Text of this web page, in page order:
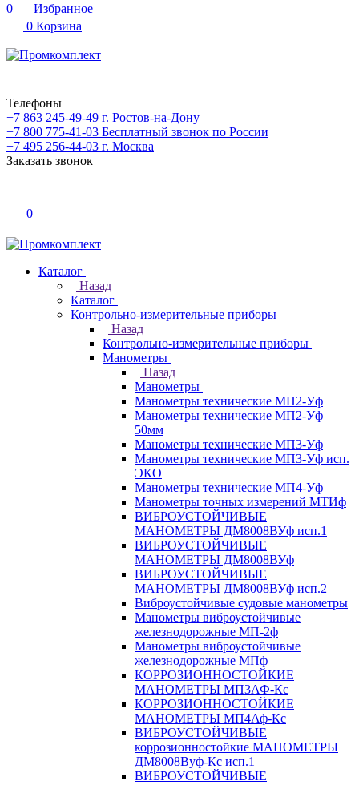
0
Избранное
0 Корзина
Телефоны
+7 863 245-49-49 г. Ростов-на-Дону
+7 800 775-41-03 Бесплатный звонок по России
+7 495 256-44-03 г. Москва
Заказать звонок
0
Каталог
Назад
Каталог
Контрольно-измерительные приборы
Назад
Контрольно-измерительные приборы
Манометры
Назад
Манометры
Манометры технические МП2-Уф
Манометры технические МП2-Уф
50мм
Манометры технические МП3-Уф
Манометры технические МП3-Уф исп.
ЭКО
Манометры технические МП4-Уф
Манометры точных измерений МТИф
ВИБРОУСТОЙЧИВЫЕ
МАНОМЕТРЫ ДМ8008ВУф исп.1
ВИБРОУСТОЙЧИВЫЕ
МАНОМЕТРЫ ДМ8008ВУф
ВИБРОУСТОЙЧИВЫЕ
МАНОМЕТРЫ ДМ8008ВУф исп.2
Виброустойчивые судовые манометры
Манометры виброустойчивые
железнодорожные МП-2ф
Манометры виброустойчивые
железнодорожные МПф
КОРРОЗИОННОСТОЙКИЕ
МАНОМЕТРЫ МП3АФ-Кс
КОРРОЗИОННОСТОЙКИЕ
МАНОМЕТРЫ МП4Аф-Кс
ВИБРОУСТОЙЧИВЫЕ
коррозионностойкие МАНОМЕТРЫ
ДМ8008Вуф-Кс исп.1
ВИБРОУСТОЙЧИВЫЕ